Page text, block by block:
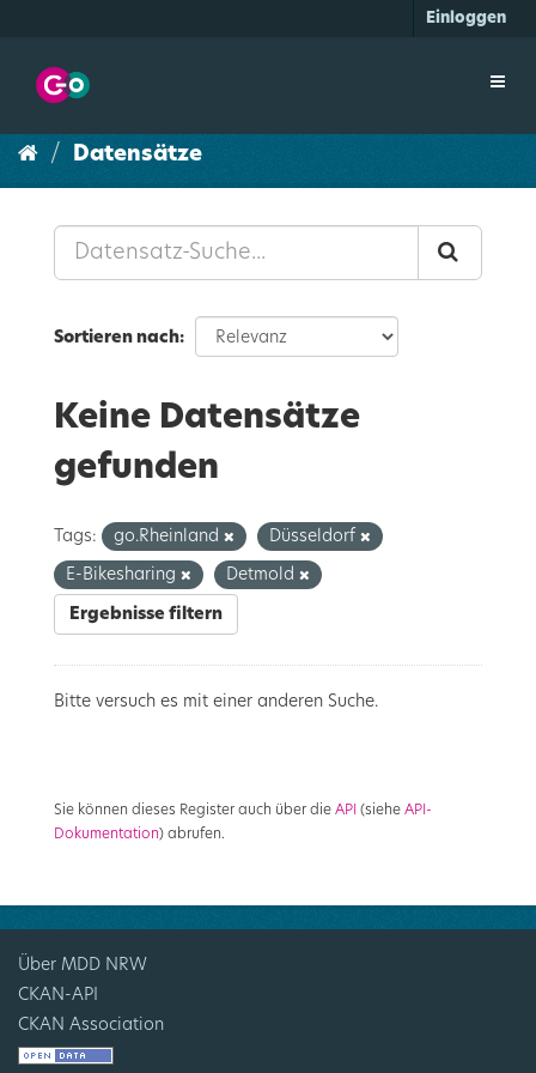
Einloggen
Datensätze
Sortieren nach
Keine Datensätze
gefunden
Tags: go.Rheinland Düsseldorf
E-Bikesharing Detmold
Ergebnisse filtern
Bitte versuch es mit einer anderen Suche.
Sie können dieses Register auch über die API (siehe API-
Dokumentation) abrufen.
Über MDD NRW
CKAN-API
CKAN Association